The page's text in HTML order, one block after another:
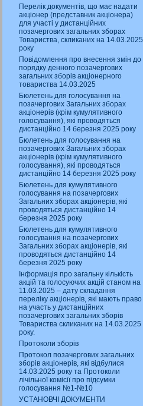
Перелік документів, що має надати
акціонер (представник акціонера)
для участі у дистанційних
позачергових загальних зборах
Товариства, скликаних на 14.03.2025
року
Повідомлення про внесення змін до
порядку денного позачергових
загальних зборів акціонерного
товариства 14.03.2025
Бюлетень для голосування на
позачергових Загальних зборах
акціонерів (крім кумулятивного
голосування), які проводяться
дистанційно 14 березня 2025 року
Бюлетень для голосування на
позачергових Загальних зборах
акціонерів (крім кумулятивного
голосування), які проводяться
дистанційно 14 березня 2025 року
Бюлетень для кумулятивного
голосування на позачергових
Загальних зборах акціонерів, які
проводяться дистанційно 14
березня 2025 року
Бюлетень для кумулятивного
голосування на позачергових
Загальних зборах акціонерів, які
проводяться дистанційно 14
березня 2025 року
Інформація про загальну кількість
акцій та голосуючих акцій станом на
11.03.2025 – дату складання
переліку акціонерів, які мають право
на участь у дистанційних
позачергових загальних зборів
Товариства скликаних на 14.03.2025
року.
Протоколи зборів
Протокол позачергових загальних
зборів акціонерів, які відбулися
14.03.2025 року та Протоколи
лічільної комісії про підсумки
голосування №1-№10
УСТАНОВЧІ ДОКУМЕНТИ